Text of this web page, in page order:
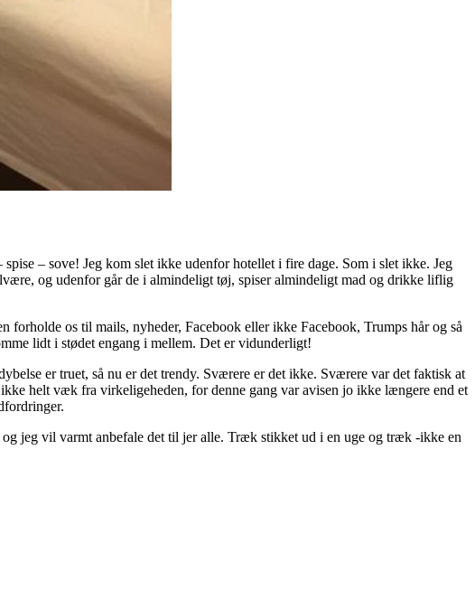
– sove! Jeg kom slet ikke udenfor hotellet i fire dage. Som i slet ikke. Jeg
og udenfor går de i almindeligt tøj, spiser almindeligt mad og drikke liflig
os til mails, nyheder, Facebook eller ikke Facebook, Trumps hår og så
lidt i stødet engang i mellem. Det er vidunderligt!
er truet, så nu er det trendy. Sværere er det ikke. Sværere var det faktisk at
helt væk fra virkeligeheden, for denne gang var avisen jo ikke længere end et
jeg vil varmt anbefale det til jer alle. Træk stikket ud i en uge og træk -ikke en